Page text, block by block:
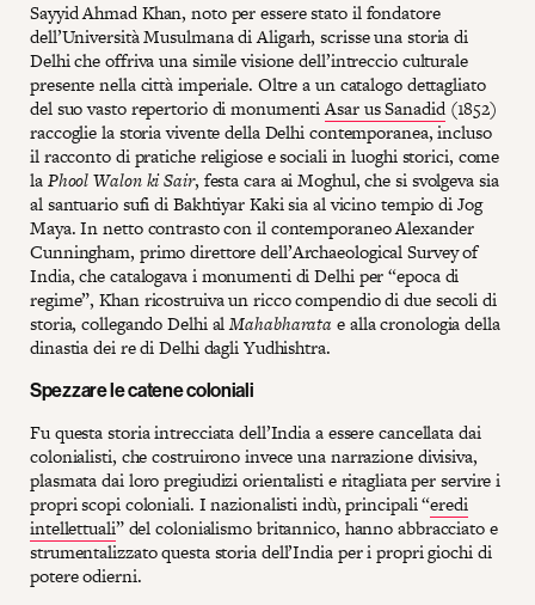
Sayyid Ahmad Khan, noto per essere stato il fondatore
dell’Università Musulmana di Aligarh, scrisse una storia di
Delhi che offriva una simile visione dell’intreccio culturale
presente nella città imperiale. Oltre a un catalogo dettagliato
del suo vasto repertorio di monumentiAsar us Sanadid(1852)
raccoglie la storia vivente della Delhi contemporanea, incluso
il racconto di pratiche religiose e sociali in luoghi storici, come
laPhool Walon ki Sair, festa cara ai Moghul, che si svolgeva sia
al santuario sufi di Bakhtiyar Kaki sia al vicino tempio di Jog
Maya. In netto contrasto con il contemporaneo Alexander
Cunningham, primo direttore dell’Archaeological Survey of
India, che catalogava i monumenti di Delhi per “epoca di
regime”, Khan ricostruiva un ricco compendio di due secoli di
storia, collegando Delhi alMahabharata e alla cronologia della
dinastia dei re di Delhi dagli Yudhishtra.
Spezzare le catene coloniali
Fu questa storia intrecciata dell’India a essere cancellata dai
colonialisti, che costruirono invece una narrazione divisiva,
plasmata dai loro pregiudizi orientalisti e ritagliata per servire i
propri scopi coloniali. I nazionalisti indù, principali “eredi
intellettuali” del colonialismo britannico, hanno abbracciato e
strumentalizzato questa storia dell’India per i propri giochi di
potere odierni.